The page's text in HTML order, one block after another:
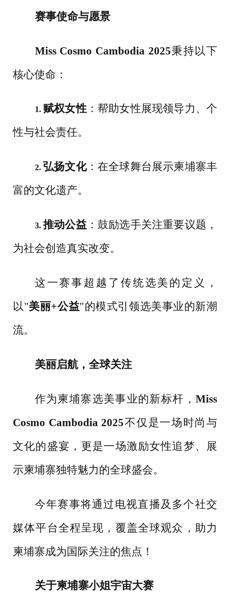
赛事使命与愿景
Miss Cosmo Cambodia 2025秉持以下
核心使命：
1. 赋权女性：帮助女性展现领导力、个
性与社会责任。
2. 弘扬文化：在全球舞台展示柬埔寨丰
富的文化遗产。
3. 推动公益：鼓励选手关注重要议题，
为社会创造真实改变。
这一赛事超越了传统选美的定义，
以"美丽+公益"的模式引领选美事业的新潮
流。
美丽启航，全球关注
作为柬埔寨选美事业的新标杆， Miss
Cosmo Cambodia 2025不仅是一场时尚与
文化的盛宴，更是一场激励女性追梦、展
示柬埔寨独特魅力的全球盛会。
今年赛事将通过电视直播及多个社交
媒体平台全程呈现，覆盖全球观众，助力
柬埔寨成为国际关注的焦点！
关于柬埔寨小姐宇宙大赛